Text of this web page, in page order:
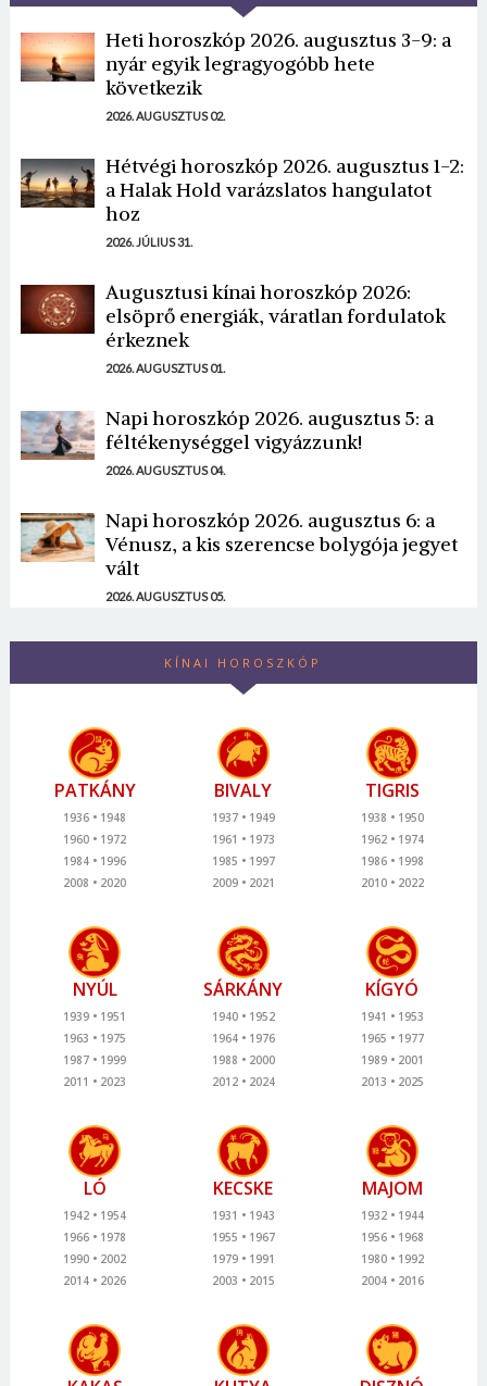
Heti horoszkóp 2026. augusztus 3-9: a
nyár egyik legragyogóbb hete
következik
2026. AUGUSZTUS 02.
Hétvégi horoszkóp 2026. augusztus 1-2:
a Halak Hold varázslatos hangulatot
hoz
2026. JÚLIUS 31.
Augusztusi kínai horoszkóp 2026:
elsöprő energiák, váratlan fordulatok
érkeznek
2026. AUGUSZTUS 01.
Napi horoszkóp 2026. augusztus 5: a
féltékenységgel vigyázzunk!
2026. AUGUSZTUS 04.
Napi horoszkóp 2026. augusztus 6: a
Vénusz, a kis szerencse bolygója jegyet
vált
2026. AUGUSZTUS 05.
KÍNAI HOROSZKÓP
PATKÁNY
1936
1948
1960
1972
1984
1996
2008
2020
BIVALY
1937
1949
1961
1973
1985
1997
2009
2021
TIGRIS
1938
1950
1962
1974
1986
1998
2010
2022
NYÚL
1939
1951
1963
1975
1987
1999
2011
2023
SÁRKÁNY
1940
1952
1964
1976
1988
2000
2012
2024
KÍGYÓ
1941
1953
1965
1977
1989
2001
2013
2025
LÓ
1942
1954
1966
1978
1990
2002
2014
2026
KECSKE
1931
1943
1955
1967
1979
1991
2003
2015
MAJOM
1932
1944
1956
1968
1980
1992
2004
2016